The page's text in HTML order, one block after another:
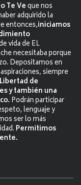
Te Veque nos
adquirido la
entonces,iniciamos
vida de EL
necesitaba porque
Depositamos en
siempre
de
y también una
Podrán participar
lenguaje y
ser lo más
Permitimos